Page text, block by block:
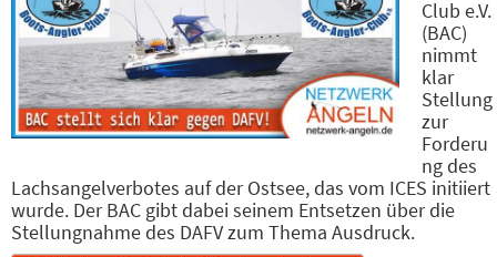
Club e.V.
(BAC)
nimmt
klar
Stellung
zur
Forderu
ng des
Lachsangelverbotes auf der Ostsee, das vom ICES initiiert
wurde. Der BAC gibt dabei seinem Entsetzen über die
Stellungnahme des DAFV zum Thema Ausdruck.